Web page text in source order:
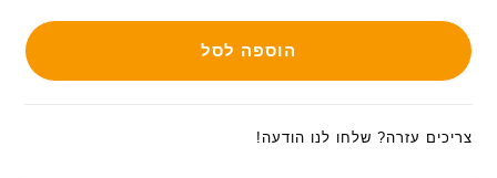
הוספה לסל
צריכים עזרה? שלחו לנו הודעה!